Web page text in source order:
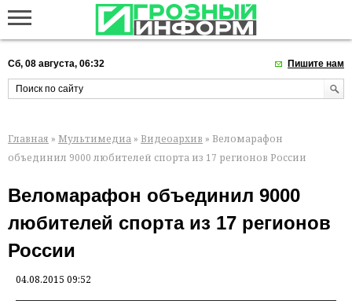
Сб, 08 августа, 06:32 Пишите нам
Главная » Мультимедиа » Видеоархив » Веломарафон
объединил 9000 любителей спорта из 17 регионов России
Веломарафон объединил 9000
любителей спорта из 17 регионов
России
04.08.2015 09:52